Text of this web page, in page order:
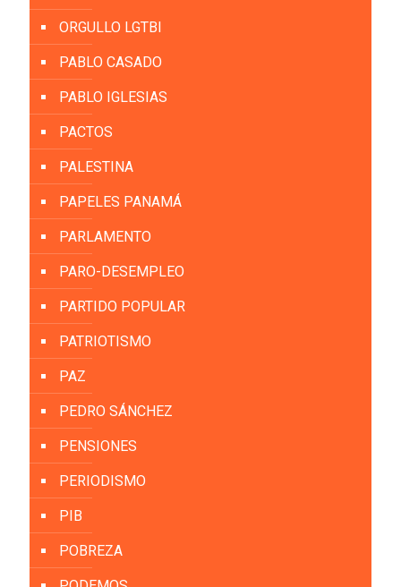
ORGULLO LGTBI
PABLO CASADO
PABLO IGLESIAS
PACTOS
PALESTINA
PAPELES PANAMÁ
PARLAMENTO
PARO-DESEMPLEO
PARTIDO POPULAR
PATRIOTISMO
PAZ
PEDRO SÁNCHEZ
PENSIONES
PERIODISMO
PIB
POBREZA